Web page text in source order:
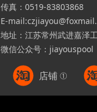
传真：0519-83803868
E-
地址：江苏常州武进嘉泽
微信公众号：jiayouspool
店铺 ①